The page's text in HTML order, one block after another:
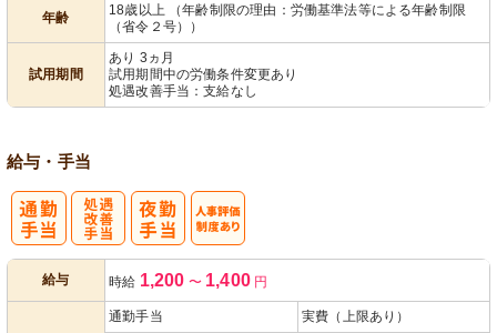
年齢
18歳以上 （年齢制限の理由：労働基準法等による年齢制限
（省令２号））
試用期間
あり 3ヵ月
試用期間中の労働条件変更あり
処遇改善手当：支給なし
給与・手当
給与 時給 1,200 〜 1,400円
通勤手当
実費（上限あり）